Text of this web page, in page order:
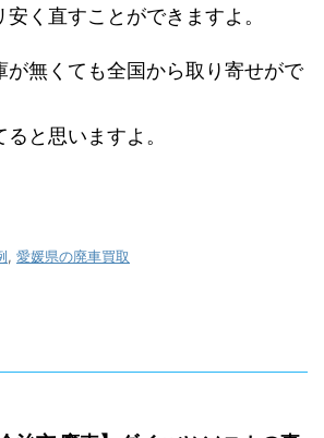
く直すことができますよ。
が無くても全国から取り寄せがで
と思いますよ。
, 愛媛県の廃車買取